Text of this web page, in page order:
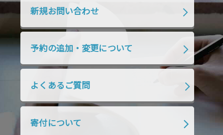
2019年10月 2019年9月
2019年4月
2018年7月 2018年6月
2018年4月 2018年3月 2018年2月
2018年1月 2017年12月
新規お問い合わせ
予約の追加・変更について
よくあるご質問
寄付について